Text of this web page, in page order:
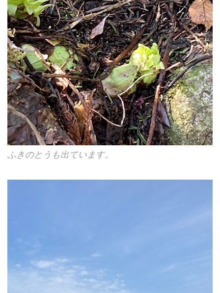
ふきのとうも出ています。